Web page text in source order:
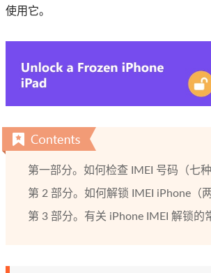
使用它。
第一部分。如何检查 IMEI 号码（七种
第 2 部分。如何解锁 IMEI iPhone（
第 3 部分。有关 iPhone IMEI 解锁的